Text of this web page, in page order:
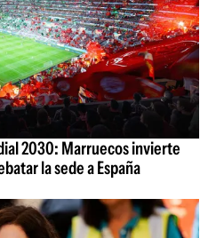
2030: Marruecos invierte
la sede a España